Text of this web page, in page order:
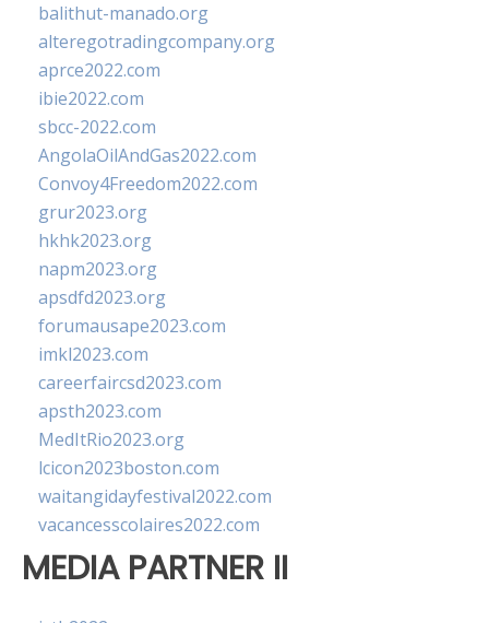
balithut-manado.org
alteregotradingcompany.org
aprce2022.com
ibie2022.com
sbcc-2022.com
AngolaOilAndGas2022.com
Convoy4Freedom2022.com
grur2023.org
hkhk2023.org
napm2023.org
apsdfd2023.org
forumausape2023.com
imkl2023.com
careerfaircsd2023.com
apsth2023.com
MedItRio2023.org
lcicon2023boston.com
waitangidayfestival2022.com
vacancesscolaires2022.com
MEDIA PARTNER II